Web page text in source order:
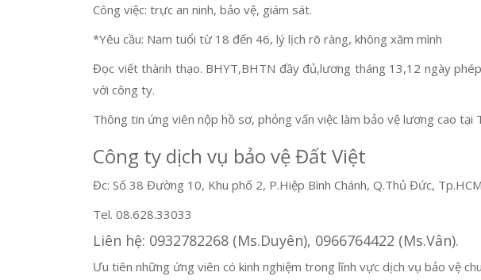
Công việc: trực an ninh, bảo vệ, giám sát.
*Yêu cầu: Nam tuổi từ 18 đến 46, lý lịch rõ ràng, không xăm mình
Đọc viết thành thạo. BHYT,BHTN đầy đủ,lương tháng 13,12 ngày
với công ty.
Thông tin ứng viên nộp hồ sơ, phỏng vấn việc làm bảo vệ lương cao tại
Công ty dịch vụ bảo vệ Đất Việt
Đc: Số 38 Đường 10, Khu phố 2, P.Hiệp Bình Chánh, Q.Thủ Đức, Tp.HCM
Tel. 08.628.33033
Liên hệ: 0932782268 (Ms.Duyên), 0966764422 (Ms.Vân).
Ưu tiên những ứng viên có kinh nghiệm trong lĩnh vực dịch vụ bảo vệ